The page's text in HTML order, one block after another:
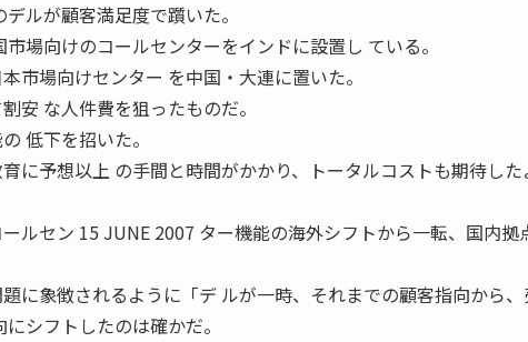
ルが顧客満足度で躓いた。
場向けのコールセンターをインドに設置し ている。
市場向けセンター を中国・大連に置いた。
安 な人件費を狙ったものだ。
低下を招いた。
に予想以上 の手間と時間がかかり、トータルコストも期待した
ルセン 15 JUNE 2007 ター機能の海外シフトから一転、国内拠
に象徴されるように「デ ルが一時、それまでの顧客指向から
シフトしたのは確かだ。